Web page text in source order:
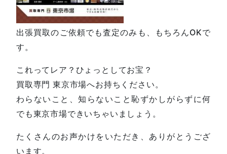
出張買取のご依頼でも査定のみも、もちろんOKで
す。
これってレア？ひょっとしてお宝？
買取専門 東京市場へお持ちください。
わらないこと、知らないこと恥ずかしがらずに何
でも東京市場できいちゃいましょう。
たくさんのお声かけをいただき、ありがとうござ
います。